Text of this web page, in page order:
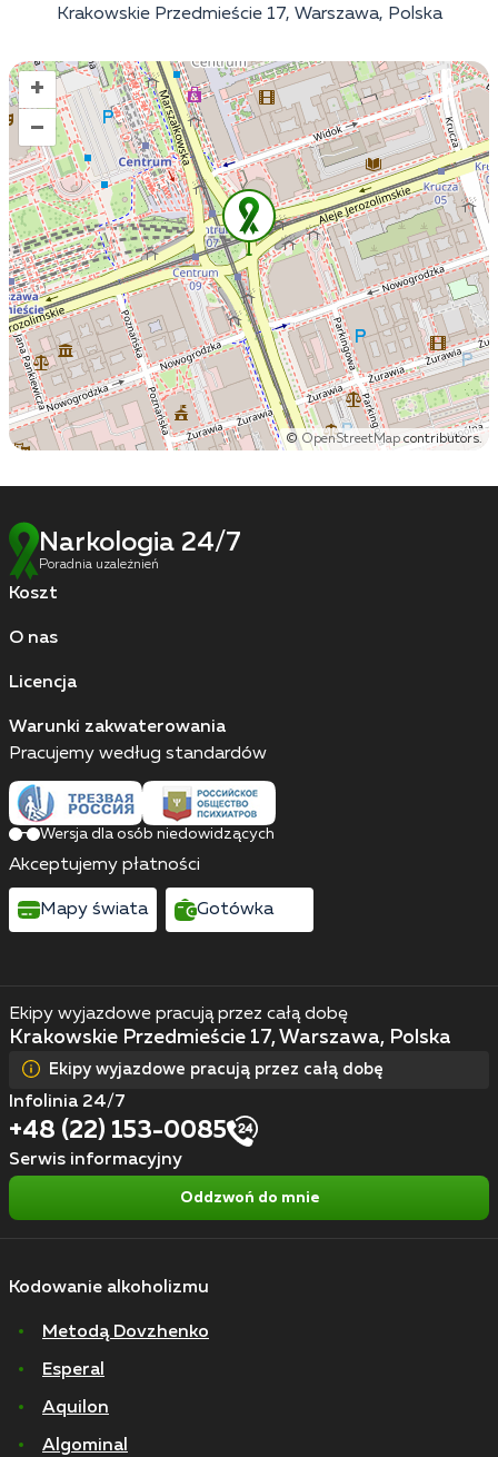
Krakowskie Przedmieście 17, Warszawa, Polska
+
–
©OpenStreetMapcontributors.
Narkologia 24/7
Poradnia uzależnień
Koszt
O nas
Licencja
Warunki zakwaterowania
Kodowanie alkoholizmu
Metodą Dovzhenko
Esperal
Aquilon
Algominal
Ekipy wyjazdowe pracują przez całą dobę
Krakowskie Przedmieście 17, Warszawa, Polska
Ekipy wyjazdowe pracują przez całą dobę
Infolinia 24/7
+48 (22) 153-0085
Serwis informacyjny
Oddzwoń do mnie
Pracujemy według standardów
Wersja dla osób niedowidzących
Akceptujemy płatności
Mapy świata Gotówka